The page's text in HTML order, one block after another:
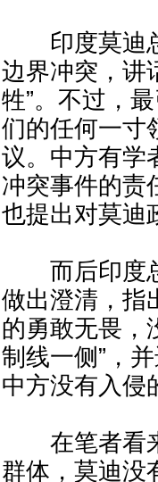
印度莫迪总
边界冲突，讲
牲”。不过，
们的任何一寸
议。中方有学
冲突事件的责
也提出对莫迪
而后印度总
做出澄清，指
的勇敢无畏，
制线一侧”，
中方没有入侵
在笔者看来
群体，莫迪没